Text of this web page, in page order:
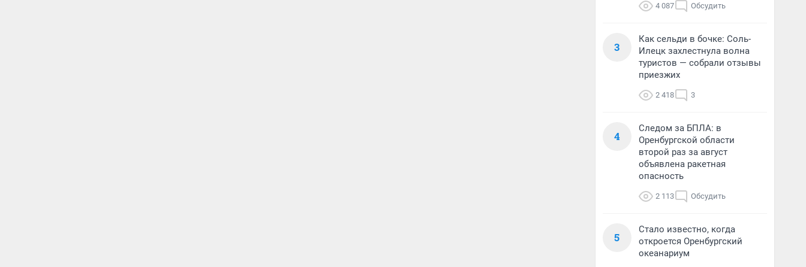
4 087 Обсудить
3
Как сельди в бочке: Соль-
Илецк захлестнула волна
туристов — собрали отзывы
приезжих
2 418 3
4
Следом за БПЛА: в
Оренбургской области
второй раз за август
объявлена ракетная
опасность
2 113 Обсудить
5
Стало известно, когда
откроется Оренбургский
океанариум